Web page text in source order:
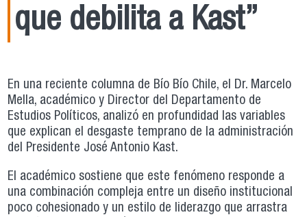
que debilita a Kast”
En una reciente columna de Bío Bío Chile, el Dr. Marcelo
Mella, académico y Director del Departamento de
Estudios Políticos, analizó en profundidad las variables
que explican el desgaste temprano de la administración
del Presidente José Antonio Kast.
El académico sostiene que este fenómeno responde a
una combinación compleja entre un diseño institucional
poco cohesionado y un estilo de liderazgo que arrastra